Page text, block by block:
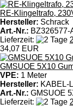
RE-Klingeltrafo,
Hersteller: Schrack
Art.-Nr.: BZ326577-
Lieferzeit:
34,07 EUR
GMSUOE 5X10
VPE: 1 Meter
Hersteller: KABEL-
Art.-Nr.: GMSUOE
Lieferzeit: